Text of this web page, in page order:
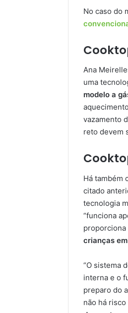
No caso do
Ana
uma
modelo a
vazamento
reto devem
Há também
citado
tecnologia
“funciona
proporciona
crianças
“O sistema
interna e o
preparo do
não há